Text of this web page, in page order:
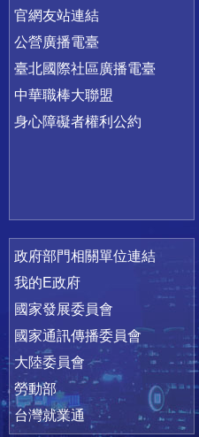
官網友站連結
公營廣播電臺
臺北國際社區廣播電臺
中華職棒大聯盟
身心障礙者權利公約
政府部門相關單位連結
我的E政府
國家發展委員會
國家通訊傳播委員會
大陸委員會
勞動部
台灣就業通